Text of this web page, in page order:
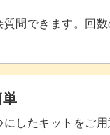
ユニークなデザ
の幅も広がりま
問できます。回数
したキットをご用